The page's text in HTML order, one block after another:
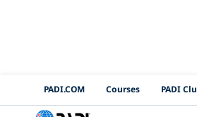
PADI
PADI.COM Courses PADI